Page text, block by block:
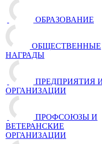
ОБРАЗОВАНИЕ
ОБЩЕСТВЕННЫЕ
НАГРАДЫ
ПРЕДПРИЯТИЯ
ОРГАНИЗАЦИИ
ПРОФСОЮЗЫ И
ВЕТЕРАНСКИЕ
ОРГАНИЗАЦИИ